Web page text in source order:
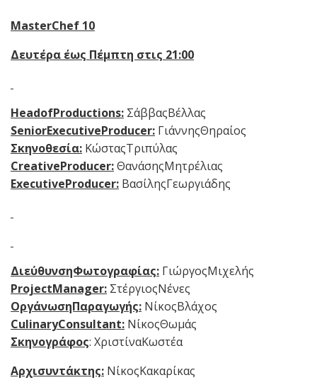
MasterChef 10
Δευτέρα έως Πέμπτη στις 21:00
HeadofProductions: ΣάββαςΒέλλας
SeniorExecutiveProducer: ΓιάννηςΘηραίος
Σκηνοθεσία: ΚώσταςΤριπύλας
CreativeProducer:ΘανάσηςΜητρέλιας
ExecutiveProducer: ΒασίληςΓεωργιάδης
ΔιεύθυνσηΦωτογραφίας: ΓιώργοςΜιχελής
ProjectManager: ΣτέργιοςΝένες
ΟργάνωσηΠαραγωγής: ΝίκοςΒλάχος
CulinaryConsultant: ΝίκοςΘωμάς
Σκηνογράφος: ΧριστίναΚωστέα
Αρχισυντάκτης: ΝίκοςΚακαρίκας